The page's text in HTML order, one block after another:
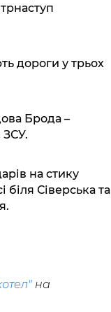
дороги у трьох
Брода –
ЗСУ.
на стику
біля Сіверська та
на